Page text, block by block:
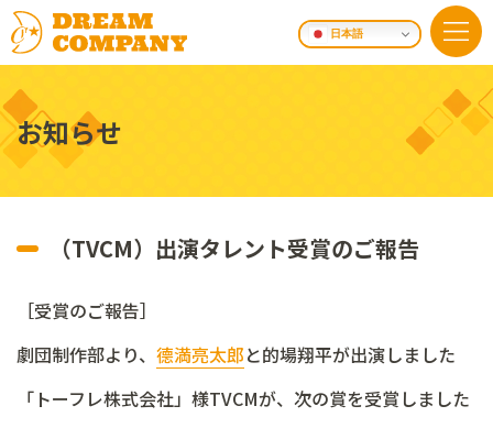
日本語
お知らせ
（TVCM）出演タレント受賞のご報告
［受賞のご報告］
劇団制作部より、 德満亮太郎と的場翔平が出演しました
「トーフレ株式会社」様TVCMが、次の賞を受賞しました